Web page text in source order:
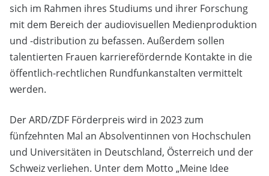
sich im Rahmen ihres Studiums und ihrer Forschung
mit dem Bereich der audiovisuellen Medienproduktion
und -distribution zu befassen. Außerdem sollen
talentierten Frauen karrierefördernde Kontakte in die
öffentlich-rechtlichen Rundfunkanstalten vermittelt
werden.
Der ARD/ZDF Förderpreis wird in 2023 zum
fünfzehnten Mal an Absolventinnen von Hochschulen
und Universitäten in Deutschland, Österreich und der
Schweiz verliehen. Unter dem Motto „Meine Idee